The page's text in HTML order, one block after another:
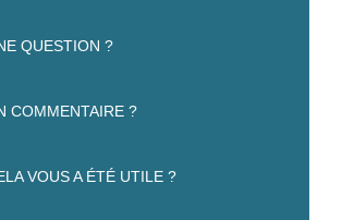
QUESTION ?
COMMENTAIRE ?
VOUS A ÉTÉ UTILE ?